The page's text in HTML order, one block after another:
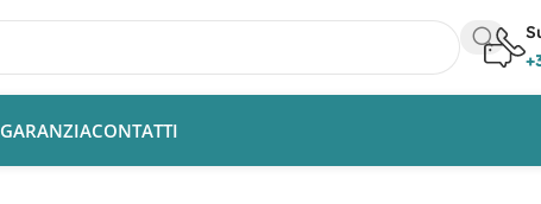
GARANZIACONTATTI